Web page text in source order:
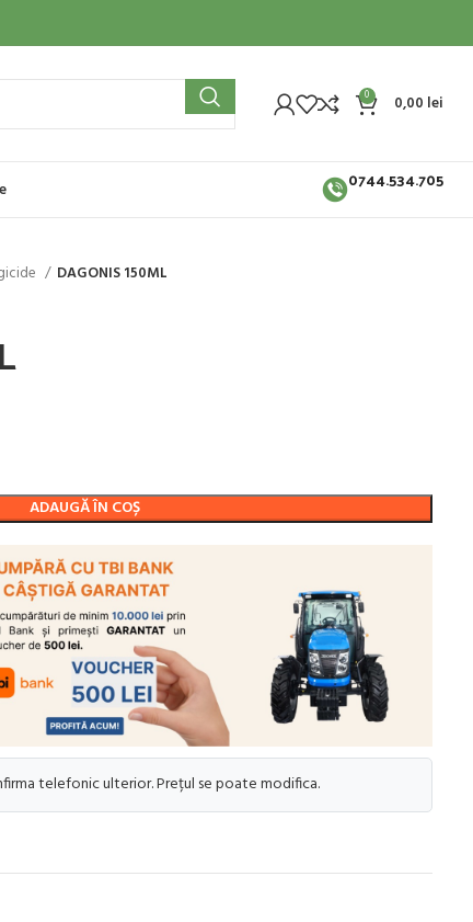
0 0,00 lei
0744.534.705
DAGONIS 150ML
ADAUGĂ ÎN COȘ
telefonic ulterior. Prețul se poate modifica.